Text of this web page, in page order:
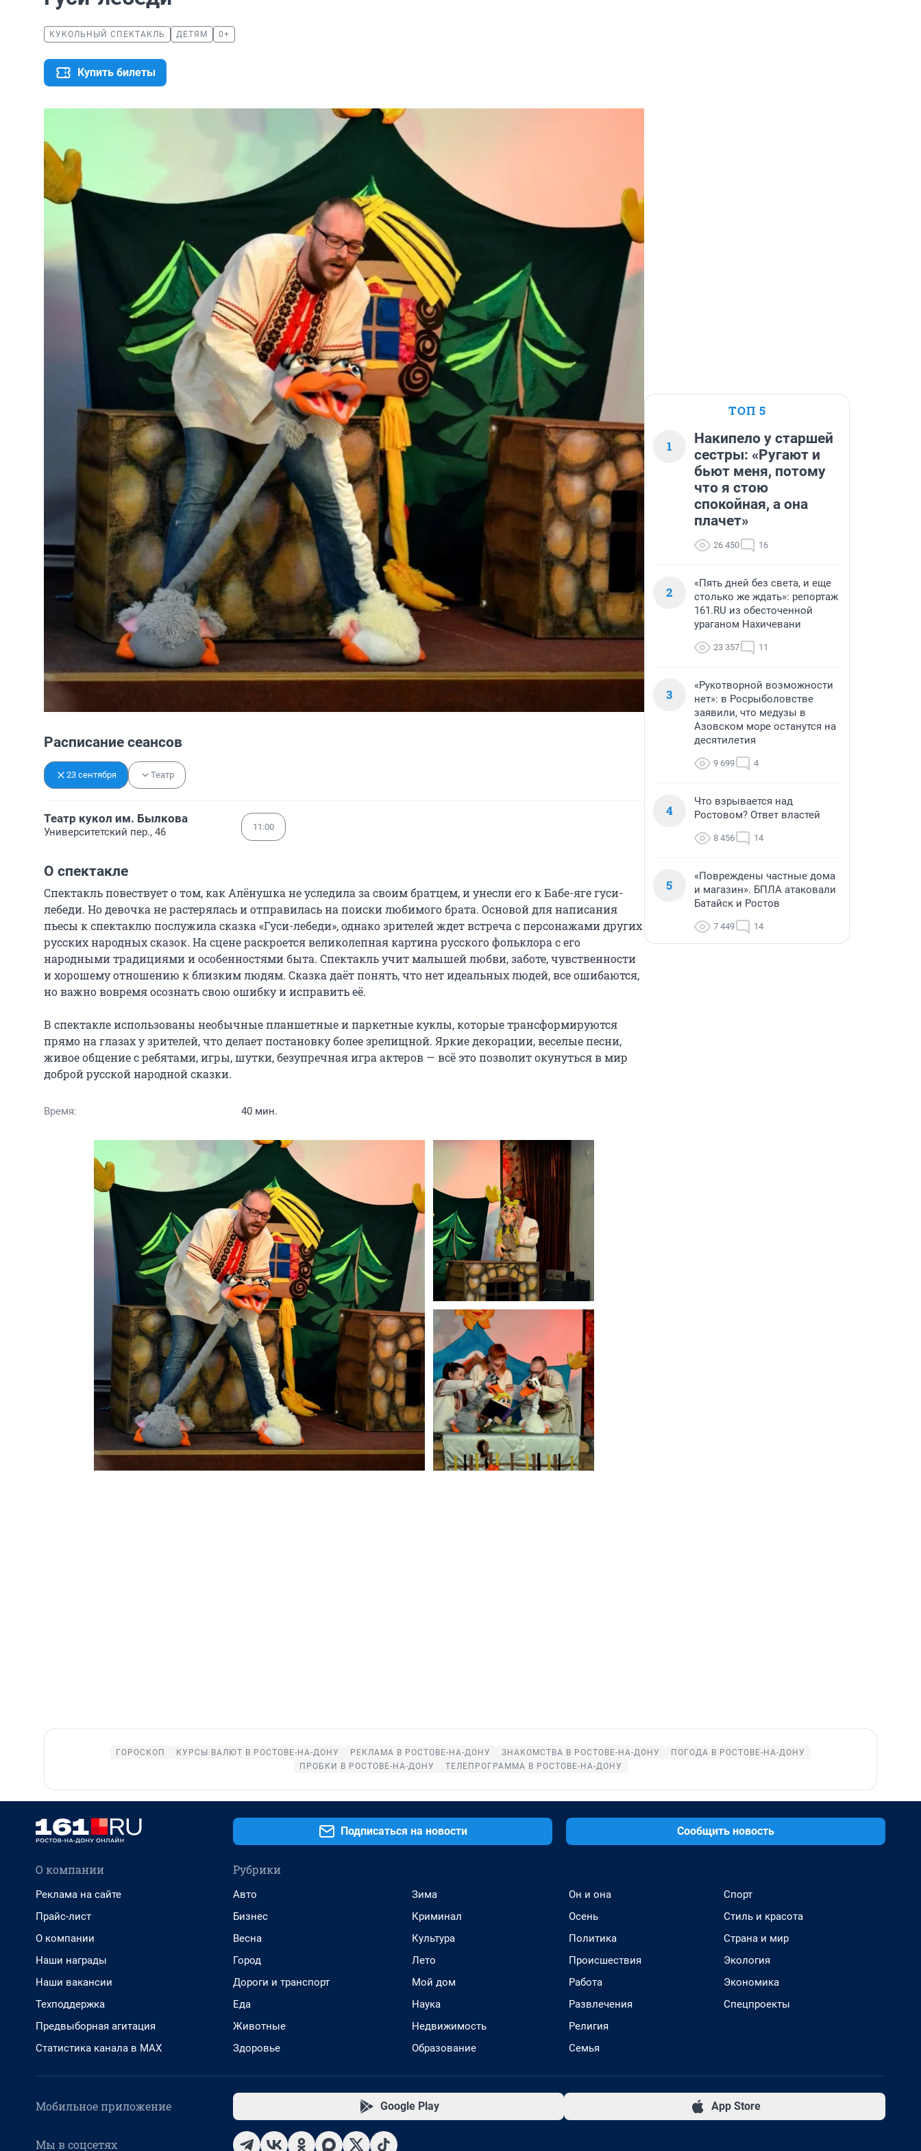
КУКОЛЬНЫЙ СПЕКТАКЛЬ ДЕТЯМ 0+
Купить билеты
Расписание сеансов
23 сентября Театр
Театр кукол им. Былкова
Университетский пер., 46 11:00
О спектакле
Спектакль повествует о том, как Алёнушка не уследила за своим братцем, и унесли его к Бабе-яге гуси-
лебеди. Но девочка не растерялась и отправилась на поиски любимого брата. Основой для написания
пьесы к спектаклю послужила сказка «Гуси-лебеди», однако зрителей ждет встреча с персонажами других
русских народных сказок. На сцене раскроется великолепная картина русского фольклора с его
народными традициями и особенностями быта. Спектакль учит малышей любви, заботе, чувственности
и хорошему отношению к близким людям. Сказка даёт понять, что нет идеальных людей, все ошибаются,
но важно вовремя осознать свою ошибку и исправить её.
В спектакле использованы необычные планшетные и паркетные куклы, которые трансформируются
прямо на глазах у зрителей, что делает постановку более зрелищной. Яркие декорации, веселые песни,
живое общение с ребятами, игры, шутки, безупречная игра актеров — всё это позволит окунуться в мир
доброй русской народной сказки.
Время: 40 мин.
ТОП 5
1
Накипело у старшей
сестры: «Ругают и
бьют меня, потому
что я стою
спокойная, а она
плачет»
26 450 16
2
«Пять дней без света, и еще
столько же ждать»: репортаж
161.RU из обесточенной
ураганом Нахичевани
23 357 11
3
«Рукотворной возможности
нет»: в Росрыболовстве
заявили, что медузы в
Азовском море останутся на
десятилетия
9 699 4
4
Что взрывается над
Ростовом? Ответ властей
8 456 14
5
«Повреждены частные дома
и магазин». БПЛА атаковали
Батайск и Ростов
7 449 14
ГОРОСКОП КУРСЫ ВАЛЮТ В РОСТОВЕ-НА-ДОНУ РЕКЛАМА В РОСТОВЕ-НА-ДОНУ ЗНАКОМСТВА В РОСТОВЕ-НА-ДОНУ
ПОГОДА В РОСТОВЕ-НА-ДОНУ
ПРОБКИ В РОСТОВЕ-НА-ДОНУ
ТЕЛЕПРОГРАММА В РОСТОВЕ-НА-ДОНУ
Подписаться на новости Сообщить новость
О компании
Реклама на сайте
Прайс-лист
О компании
Наши награды
Наши вакансии
Техподдержка
Предвыборная агитация
Статистика канала в MAX
Рубрики
Авто
Бизнес
Весна
Город
Дороги и транспорт
Еда
Животные
Здоровье
Зима
Криминал
Культура
Лето
Мой дом
Наука
Недвижимость
Образование
Он и она
Осень
Политика
Происшествия
Работа
Развлечения
Религия
Семья
Спорт
Стиль и красота
Страна и мир
Экология
Экономика
Спецпроекты
Мобильное приложение Google Play App Store
Мы в соцсетях